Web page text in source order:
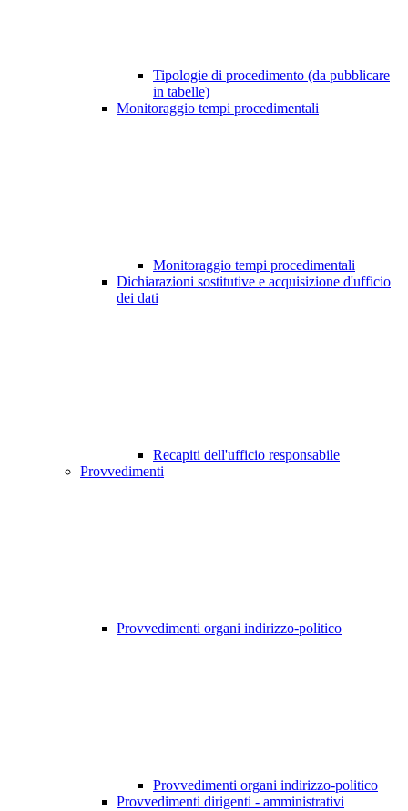
Tipologie di procedimento (da pubblicare
in tabelle)
Monitoraggio tempi procedimentali
Monitoraggio tempi procedimentali
Dichiarazioni sostitutive e acquisizione d'ufficio
dei dati
Recapiti dell'ufficio responsabile
Provvedimenti
Provvedimenti organi indirizzo-politico
Provvedimenti organi indirizzo-politico
Provvedimenti dirigenti - amministrativi